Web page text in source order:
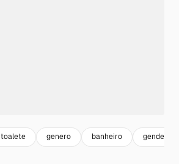
toalete genero banheiro gender